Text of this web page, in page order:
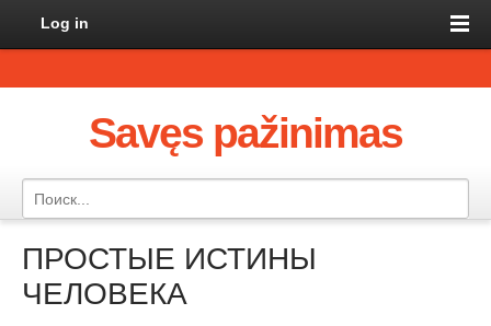
Log in
Savęs pažinimas
ПРОСТЫЕ ИСТИНЫ
ЧЕЛОВЕКА